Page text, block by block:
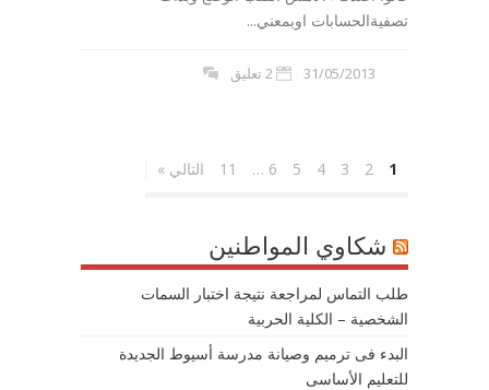
تصفيةالحسابات اوبمعني...
31/05/2013 2 تعليق
1
2
3
4
5
6
…
11 التالي »
شكاوي المواطنين
طلب التماس لمراجعة نتيجة اختبار السمات
الشخصية – الكلية الحربية
البدء فى ترميم وصيانة مدرسة أسيوط الجديدة
للتعليم الأساسى